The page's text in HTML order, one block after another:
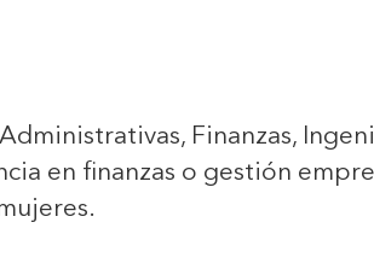
Finanzas,
en finanzas o gestión